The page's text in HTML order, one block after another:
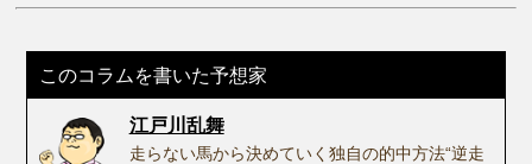
このコラムを書いた予想家
江戸川乱舞
走らない馬から決めていく独自の的中方法“逆走